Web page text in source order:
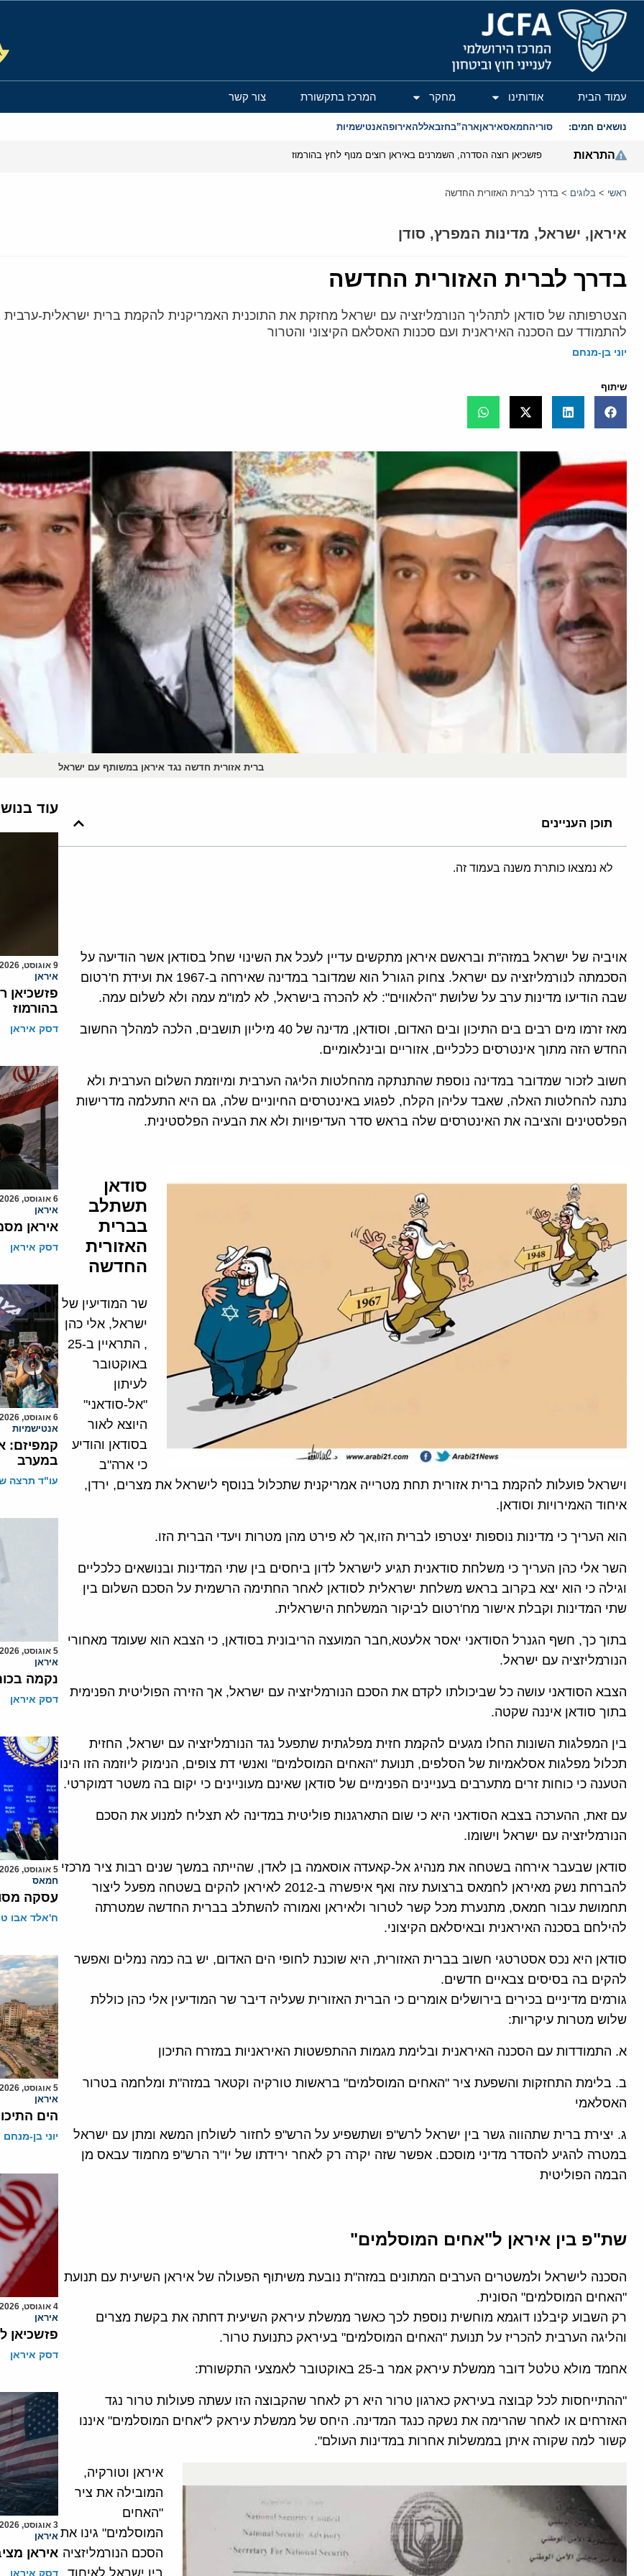
המרכז הירושלמי לענייני חוץ וביטחון
עמוד הבית אודותינו מחקר המרכז בתקשורת צור קשר
נושאים חמים: סוריהחמאסאיראןארה”בחזבאללהאירופהאנטישמיות
התראות פזשכיאן רוצה הסדרה, השמרנים באיראן רוצים מנוף לחץ בהורמוז
ראשי > בלוגים > בדרך לברית האזורית החדשה
איראן, ישראל, מדינות המפרץ, סודן
בדרך לברית האזורית החדשה
הצטרפותה של סודאן לתהליך הנורמליזציה עם ישראל מחזקת את התוכנית האמריקנית להקמת ברית ישראלית-
להתמודד עם הסכנה האיראנית ועם סכנות האסלאם הקיצוני והטרור
יוני בן-מנחם
שיתוף
ברית אזורית חדשה נגד איראן במשותף עם ישראל
תוכן העניינים
לא נמצאו כותרת משנה בעמוד זה.
אויביה של ישראל במזה"ת ובראשם איראן מתקשים עדיין לעכל את השינוי שחל בסודאן אשר הודיעה על
הסכמתה לנורמליזציה עם ישראל. צחוק הגורל הוא שמדובר במדינה שאירחה ב-1967 את ועידת ח'רטום
שבה הודיעו מדינות ערב על שלושת "הלאווים": לא להכרה בישראל, לא למו"מ עמה ולא לשלום עמה.
מאז זרמו מים רבים בים התיכון ובים האדום, וסודאן, מדינה של 40 מיליון תושבים, הלכה למהלך החשוב
החדש הזה מתוך אינטרסים כלכליים, אזוריים ובינלאומיים.
חשוב לזכור שמדובר במדינה נוספת שהתנתקה מהחלטות הליגה הערבית ומיוזמת השלום הערבית ולא
נתנה להחלטות האלה, שאבד עליהן הקלח, לפגוע באינטרסים החיוניים שלה, גם היא התעלמה מדרישות
הפלסטינים והציבה את האינטרסים שלה בראש סדר העדיפויות ולא את הבעיה הפלסטינית.
סודאן
תשתלב
בברית
האזורית
החדשה
שר המודיעין של
ישראל, אלי כהן
, התראיין ב-25
באוקטובר
לעיתון
"אל-סודאני"
היוצא לאור
בסודאן והודיע
כי ארה"ב
וישראל פועלות להקמת ברית אזורית תחת מטרייה אמריקנית שתכלול בנוסף לישראל את מצרים, ירדן,
איחוד האמירויות וסודאן.
הוא העריך כי מדינות נוספות יצטרפו לברית הזו,אך לא פירט מהן מטרות ויעדי הברית הזו.
השר אלי כהן העריך כי משלחת סודאנית תגיע לישראל לדון ביחסים בין שתי המדינות ובנושאים כלכליים
וגילה כי הוא יצא בקרוב בראש משלחת ישראלית לסודאן לאחר החתימה הרשמית על הסכם השלום בין
שתי המדינות וקבלת אישור מח'רטום לביקור המשלחת הישראלית.
בתוך כך, חשף הגנרל הסודאני יאסר אלעטא,חבר המועצה הריבונית בסודאן, כי הצבא הוא שעומד מאחורי
הנורמליזציה עם ישראל.
הצבא הסודאני עושה כל שביכולתו לקדם את הסכם הנורמליזציה עם ישראל, אך הזירה הפוליטית הפנימית
בתוך סודאן איננה שקטה.
בין המפלגות השונות החלו מגעים להקמת חזית מפלגתית שתפעל נגד הנורמליזציה עם ישראל, החזית
תכלול מפלגות אסלאמיות של הסלפים, תנועת "האחים המוסלמים" ואנשי דת צופים, הנימוק ליוזמה הזו הינו
הטענה כי כוחות זרים מתערבים בעניינים הפנימיים של סודאן שאינם מעוניינים כי יקום בה משטר דמוקרטי.
עם זאת, ההערכה בצבא הסודאני היא כי שום התארגנות פוליטית במדינה לא תצליח למנוע את הסכם
הנורמליזציה עם ישראל וישומו.
סודאן שבעבר אירחה בשטחה את מנהיג אל-קאעדה אוסאמה בן לאדן, שהייתה במשך שנים רבות ציר מרכזי
להברחת נשק מאיראן לחמאס ברצועת עזה ואף איפשרה ב-2012 לאיראן להקים בשטחה מפעל ליצור
תחמושת עבור חמאס, מתנערת מכל קשר לטרור ולאיראן ואמורה להשתלב בברית החדשה שמטרתה
להילחם בסכנה האיראנית ובאיסלאם הקיצוני.
סודאן היא נכס אסטרטגי חשוב בברית האזורית, היא שוכנת לחופי הים האדום, יש בה כמה נמלים ואפשר
להקים בה בסיסים צבאיים חדשים.
גורמים מדיניים בכירים בירושלים אומרים כי הברית האזורית שעליה דיבר שר המודיעין אלי כהן כוללת
שלוש מטרות עיקריות:
א. התמודדות עם הסכנה האיראנית ובלימת מגמות ההתפשטות האיראניות במזרח התיכון
ב. בלימת התחזקות והשפעת ציר "האחים המוסלמים" בראשות טורקיה וקטאר במזה"ת ומלחמה בטרור
האסלאמי
ג. יצירת ברית שתהווה גשר בין ישראל לרש"פ ושתשפיע על הרש"פ לחזור לשולחן המשא ומתן עם ישראל
במטרה להגיע להסדר מדיני מוסכם. אפשר שזה יקרה רק לאחר ירידתו של יו"ר הרש"פ מחמוד עבאס מן
הבמה הפוליטית
שת"פ בין איראן ל"אחים המוסלמים"
הסכנה לישראל ולמשטרים הערבים המתונים במזה"ת נובעת משיתוף הפעולה של איראן השיעית עם תנועת
"האחים המוסלמים" הסונית.
רק השבוע קיבלנו דוגמא מוחשית נוספת לכך כאשר ממשלת עיראק השיעית דחתה את בקשת מצרים
והליגה הערבית להכריז על תנועת "האחים המוסלמים" בעיראק כתנועת טרור.
אחמד מולא טלטל דובר ממשלת עיראק אמר ב-25 באוקטובר לאמצעי התקשורת:
"ההתייחסות לכל קבוצה בעיראק כארגון טרור היא רק לאחר שהקבוצה הזו עשתה פעולות טרור נגד
האזרחים או לאחר שהרימה את נשקה כנגד המדינה. היחס של ממשלת עיראק ל"אחים המוסלמים" איננו
קשור למה שקורה איתן בממשלות אחרות במדינות העולם".
איראן וטורקיה,
המובילה את ציר
"האחים
המוסלמים" גינו את
הסכם הנורמליזציה
עוד
9 אוגוסט, 2026
איראן
פזשכיאן
בהורמוז
דסק איראן
6 אוגוסט, 2026
איראן
איראן
דסק איראן
6 אוגוסט, 2026
אנטישמיות
קמפיזם:
במערב
עו"ד תרצה
5 אוגוסט, 2026
איראן
נקמה
דסק איראן
5 אוגוסט, 2026
חמאס
עסקה
ח'אלד אבו
5 אוגוסט, 2026
איראן
הים
יוני בן-מנחם
4 אוגוסט, 2026
איראן
פזשכיאן
דסק איראן
3 אוגוסט, 2026
איראן
איראן
דסק איראן